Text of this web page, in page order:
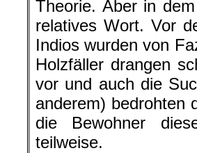
Theorie. Aber in
relatives Wort. Vor
Indios wurden von
Holzfäller drangen
vor und auch die
anderem) bedrohten
die Bewohner
teilweise.